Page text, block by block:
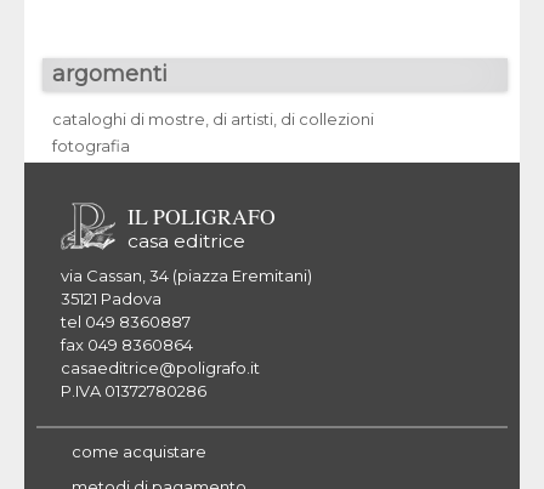
argomenti
cataloghi di mostre, di artisti, di collezioni
fotografia
IL POLIGRAFO
casa editrice
via Cassan, 34 (piazza Eremitani)
35121 Padova
tel 049 8360887
fax 049 8360864
casaeditrice@poligrafo.it
P.IVA 01372780286
come acquistare